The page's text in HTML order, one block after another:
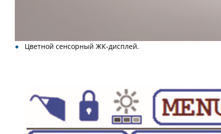
Цветной сенсорный ЖК-дисплей.